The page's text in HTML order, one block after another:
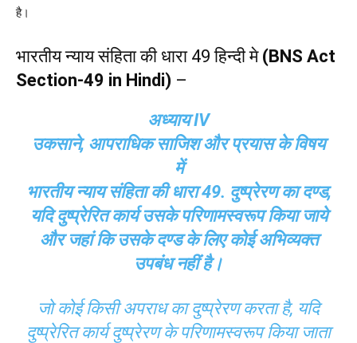
है।
भारतीय न्याय संहिता की धारा 49 हिन्दी मे (BNS Act
Section-49 in Hindi) –
अध्याय IV
उकसाने, आपराधिक साजिश और प्रयास के विषय
में
भारतीय न्याय संहिता की धारा 49. दुष्प्रेरण का दण्ड,
यदि दुष्प्रेरित कार्य उसके परिणामस्वरूप किया जाये
और जहां कि उसके दण्ड के लिए कोई अभिव्यक्त
उपबंध नहीं है।
जो कोई किसी अपराध का दुष्प्रेरण करता है, यदि
दुष्प्रेरित कार्य दुष्प्रेरण के परिणामस्वरूप किया जाता